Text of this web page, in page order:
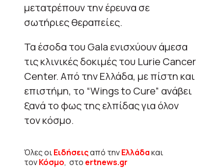
μετατρέπουν την έρευνα σε
σωτήριες θεραπείες.
Τα έσοδα του Gala ενισχύουν άμεσα
τις κλινικές δοκιμές του Lurie Cancer
Center. Από την Ελλάδα, με πίστη και
επιστήμη, το “Wings to Cure” ανάβει
ξανά το φως της ελπίδας για όλον
τον κόσμο.
Όλες οιΕιδήσειςαπό τηνΕλλάδακαι
τονΚόσμο, στο ertnews.gr